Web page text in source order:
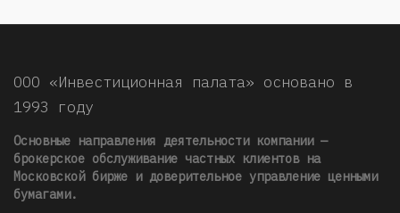
ООО «Инвестиционная палата» основано в
1993 году
Основные направления деятельности компании —
брокерское обслуживание частных клиентов на
Московской бирже и доверительное управление ценными
бумагами.